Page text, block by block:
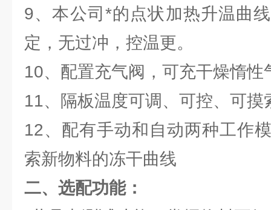
9、本公司*的点状加热升温曲
定，无过冲，控温更。
10、配置充气阀，可充干燥惰性
11、隔板温度可调、可控、可
12、配有手动和自动两种工作
索新物料的冻干曲线
二、选配功能：